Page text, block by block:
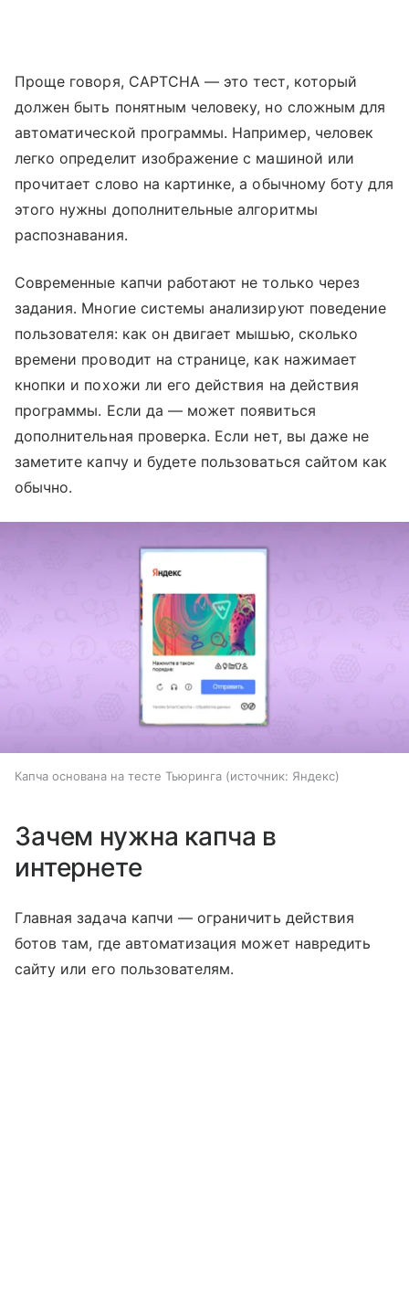
Проще говоря, CAPTCHA — это тест, который
должен быть понятным человеку, но сложным для
автоматической программы. Например, человек
легко определит изображение с машиной или
прочитает слово на картинке, а обычному боту для
этого нужны дополнительные алгоритмы
распознавания.
Современные капчи работают не только через
задания. Многие системы анализируют поведение
пользователя: как он двигает мышью, сколько
времени проводит на странице, как нажимает
кнопки и похожи ли его действия на действия
программы. Если да — может появиться
дополнительная проверка. Если нет, вы даже не
заметите капчу и будете пользоваться сайтом как
обычно.
Капча основана на тесте Тьюринга источник: Яндекс
Зачем нужна капча в
интернете
Главная задача капчи — ограничить действия
ботов там, где автоматизация может навредить
сайту или его пользователям.